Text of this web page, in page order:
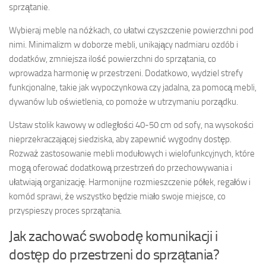
sprzątanie.
Wybieraj meble na nóżkach, co ułatwi czyszczenie powierzchni pod
nimi. Minimalizm w doborze mebli, unikający nadmiaru ozdób i
dodatków, zmniejsza ilość powierzchni do sprzątania, co
wprowadza harmonię w przestrzeni. Dodatkowo, wydziel strefy
funkcjonalne, takie jak wypoczynkowa czy jadalna, za pomocą mebli,
dywanów lub oświetlenia, co pomoże w utrzymaniu porządku.
Ustaw stolik kawowy w odległości 40-50 cm od sofy, na wysokości
nieprzekraczającej siedziska, aby zapewnić wygodny dostęp.
Rozważ zastosowanie mebli modułowych i wielofunkcyjnych, które
mogą oferować dodatkową przestrzeń do przechowywania i
ułatwiają organizację. Harmonijne rozmieszczenie półek, regałów i
komód sprawi, że wszystko będzie miało swoje miejsce, co
przyspieszy proces sprzątania.
Jak zachować swobodę komunikacji i
dostęp do przestrzeni do sprzątania?